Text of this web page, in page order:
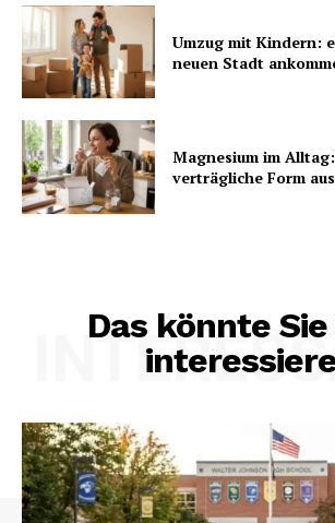
Umzug mit Kindern:
neuen Stadt
Magnesium im
verträgliche Form
Das könnte